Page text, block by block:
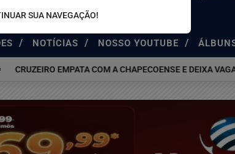
/ NOTÍCIAS / NOSSO YOUTUBE /
EMPATA COM A CHAPECOENSE E DEIXA VAGA
SUA NAVEGAÇÃO!